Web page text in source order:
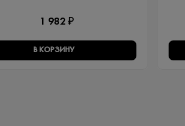
1 982 ₽
В КОРЗИНУ